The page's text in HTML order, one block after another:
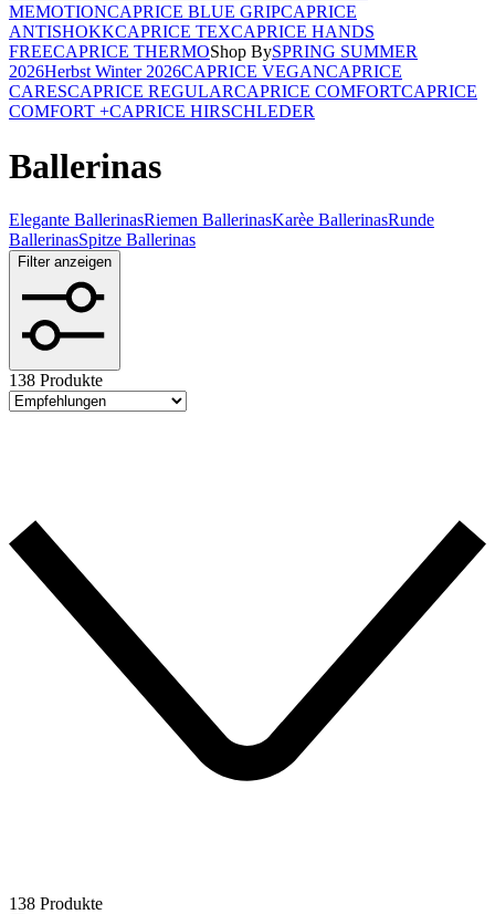
MEMOTIONCAPRICE BLUE GRIPCAPRICE
ANTISHOKKCAPRICE TEXCAPRICE HANDS
FREECAPRICE THERMOShop BySPRING SUMMER
2026Herbst Winter 2026CAPRICE VEGANCAPRICE
CARESCAPRICE REGULARCAPRICE COMFORTCAPRICE
COMFORT +CAPRICE HIRSCHLEDER
Ballerinas
Elegante BallerinasRiemen BallerinasKarèe BallerinasRunde
BallerinasSpitze Ballerinas
Filter anzeigen
138 Produkte
138 Produkte